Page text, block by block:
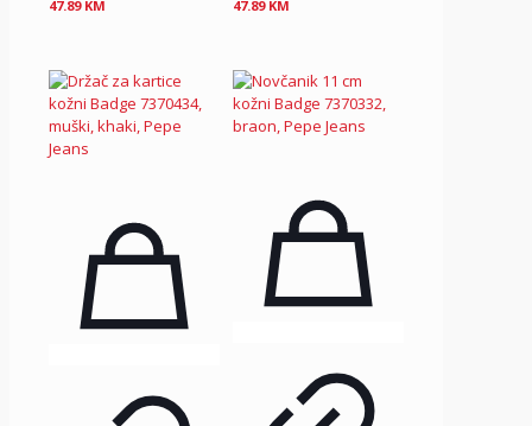
47.89 KM 47.89 KM